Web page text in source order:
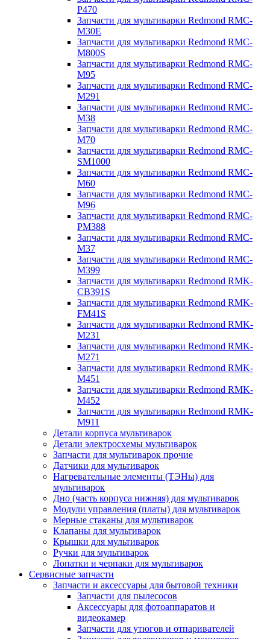
P470
Запчасти для мультиварки Redmond RMC-
M30E
Запчасти для мультиварки Redmond RMC-
M800S
Запчасти для мультиварки Redmond RMC-
M95
Запчасти для мультиварки Redmond RMC-
M291
Запчасти для мультиварки Redmond RMC-
M38
Запчасти для мультиварки Redmond RMC-
M70
Запчасти для мультиварки Redmond RMC-
SM1000
Запчасти для мультиварки Redmond RMC-
M60
Запчасти для мультиварки Redmond RMC-
M96
Запчасти для мультиварки Redmond RMC-
PM388
Запчасти для мультиварки Redmond RMC-
M37
Запчасти для мультиварки Redmond RMC-
M399
Запчасти для мультиварки Redmond RMK-
CB391S
Запчасти для мультиварки Redmond RMK-
FM41S
Запчасти для мультиварки Redmond RMK-
M231
Запчасти для мультиварки Redmond RMK-
M271
Запчасти для мультиварки Redmond RMK-
M451
Запчасти для мультиварки Redmond RMK-
M452
Запчасти для мультиварки Redmond RMK-
M911
Детали корпуса мультиварок
Детали электросхемы мультиварок
Запчасти для мультиварок прочие
Датчики для мультиварок
Нагревательные элементы (ТЭНы) для
мультиварок
Дно (часть корпуса нижняя) для мультиварок
Модули управления (платы) для мультиварок
Мерные стаканы для мультиварок
Клапаны для мультиварок
Крышки для мультиварок
Ручки для мультиварок
Лопатки и черпаки для мультиварок
Сервисные запчасти
Запчасти и аксессуары для бытовой техники
Запчасти для пылесосов
Аксессуары для фотоаппаратов и
видеокамер
Запчасти для утюгов и отпаривателей